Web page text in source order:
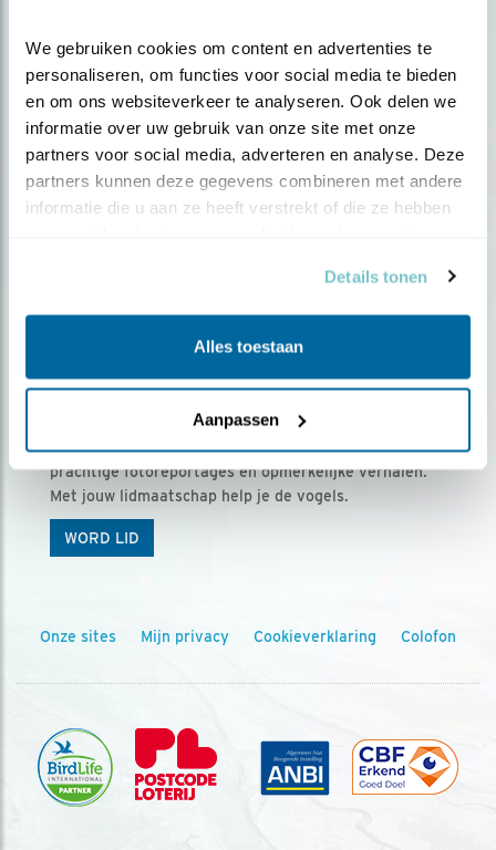
We gebruiken cookies om content en advertenties te
personaliseren, om functies voor social media te bieden
en om ons websiteverkeer te analyseren. Ook delen we
informatie over uw gebruik van onze site met onze
partners voor social media, adverteren en analyse. Deze
partners kunnen deze gegevens combineren met andere
informatie die u aan ze heeft verstrekt of die ze hebben
Details tonen
Alles toestaan
Aanpassen
Ontvang 5 x Vogels voor € 36,00 per jaar
Vogels is het tijdschrift voor onze leden, met
prachtige fotoreportages en opmerkelijke verhalen.
Met jouw lidmaatschap help je de vogels.
WORD LID
Onze sites Mijn privacy Cookieverklaring Colofon